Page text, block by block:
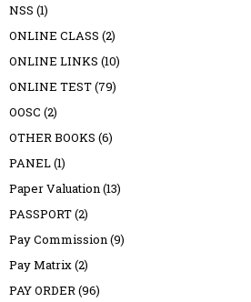
NSS (1)
ONLINE CLASS (2)
ONLINE LINKS (10)
ONLINE TEST(79)
OOSC (2)
OTHER BOOKS (6)
PANEL(1)
Paper Valuation(13)
PASSPORT(2)
Pay Commission(9)
Pay Matrix(2)
PAY ORDER(96)